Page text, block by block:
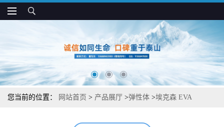
您当前的位置： 网站首页 > 产品展厅 >弹性体 >埃克森 EVA